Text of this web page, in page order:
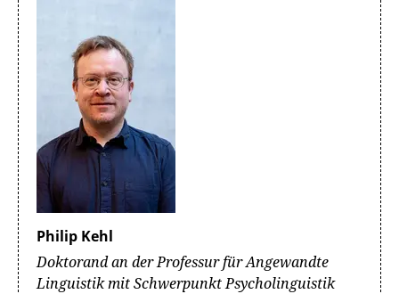
Philip Kehl
Doktorand an der Professur für Angewandte
Linguistik mit Schwerpunkt Psycholinguistik